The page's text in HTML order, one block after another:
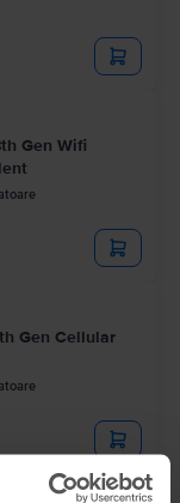
Gen Wifi
Gen Cellular